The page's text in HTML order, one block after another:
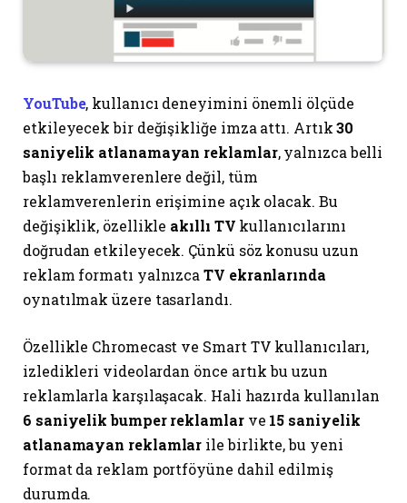
YouTube, kullanıcı deneyimini önemli ölçüde
etkileyecek bir değişikliğe imza attı. Artık30
saniyelik atlanamayan reklamlar, yalnızca belli
başlı reklamverenlere değil, tüm
reklamverenlerin erişimine açık olacak. Bu
değişiklik, özellikle akıllı TV kullanıcılarını
doğrudan etkileyecek. Çünkü söz konusu uzun
reklam formatı yalnızcaTV ekranlarında
oynatılmak üzere tasarlandı.
Özellikle Chromecast ve Smart TV kullanıcıları,
izledikleri videolardan önce artık bu uzun
reklamlarla karşılaşacak. Hali hazırda kullanılan
6 saniyelik bumper reklamlarve 15 saniyelik
atlanamayan reklamlar ile birlikte, bu yeni
format da reklam portföyüne dahil edilmiş
durumda.